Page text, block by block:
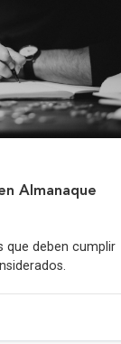
Almanaque
que deben cumplir